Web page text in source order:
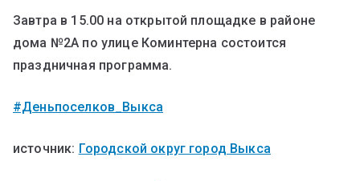
Завтра в 15.00 на открытой площадке в районе
дома №2А по улице Коминтерна состоится
праздничная программа.
#Деньпоселков_Выкса
источник: Городской округ город Выкса